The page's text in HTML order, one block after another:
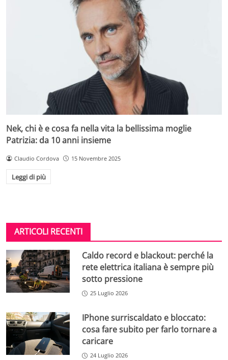
Nek, chi è e cosa fa nella vita la bellissima moglie
Patrizia: da 10 anni insieme
Claudio Cordova 15 Novembre 2025
Leggi di più
ARTICOLI RECENTI
Caldo record e blackout: perché la
rete elettrica italiana è sempre più
sotto pressione
25 Luglio 2026
IPhone surriscaldato e bloccato:
cosa fare subito per farlo tornare a
caricare
24 Luglio 2026